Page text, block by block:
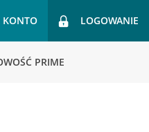
KONTO LOGOWANIE
PRIME